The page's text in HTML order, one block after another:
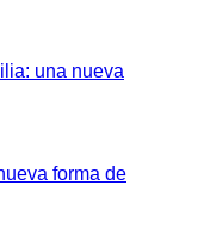
una nueva
forma de